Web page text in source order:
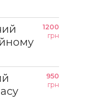
1200
грн
950
грн